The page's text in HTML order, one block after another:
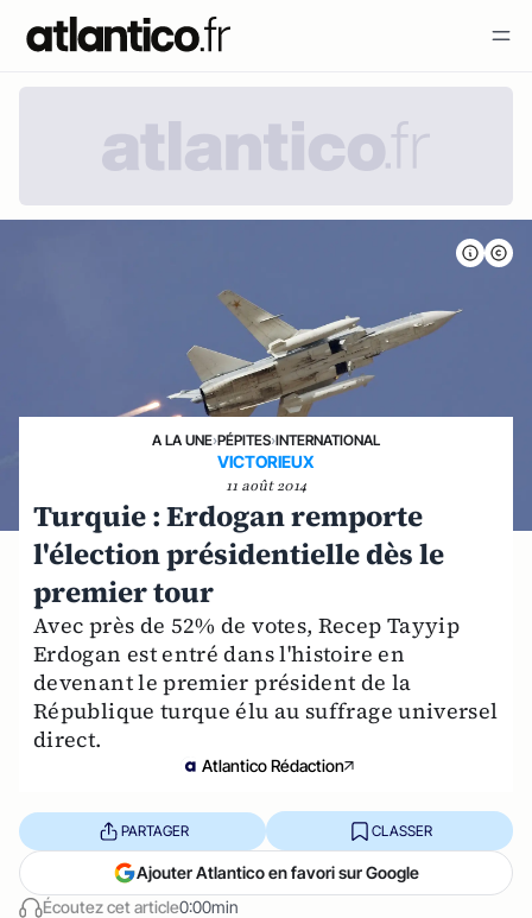
A LA UNE›PÉPITES›INTERNATIONAL
VICTORIEUX
11 août 2014
Turquie : Erdogan remporte
l'élection présidentielle dès le
premier tour
Avec près de 52% de votes, Recep Tayyip
Erdogan est entré dans l'histoire en
devenant le premier président de la
République turque élu au suffrage universel
direct.
Atlantico Rédaction
Écoutez cet article0:00min
PARTAGER CLASSER
Ajouter Atlantico en favori sur Google